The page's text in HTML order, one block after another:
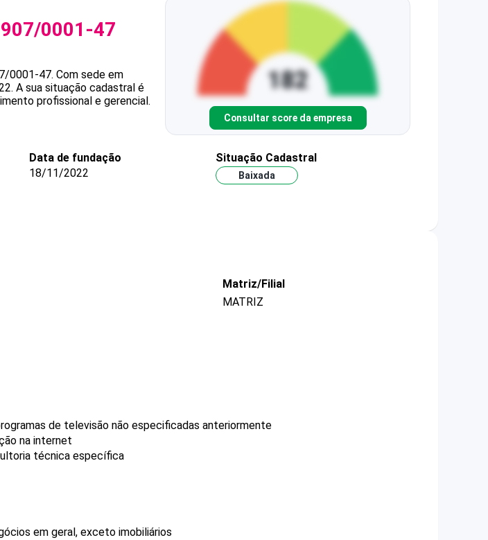
0001-47
0001-47. Com sede em
A sua situação cadastral é
profissional e gerencial.
Consultar score da empresa
Data de fundação
18/11/2022
Situação Cadastral
Baixada
Matriz/Filial
MATRIZ
de televisão não especificadas anteriormente
na internet
técnica específica
em geral, exceto imobiliários